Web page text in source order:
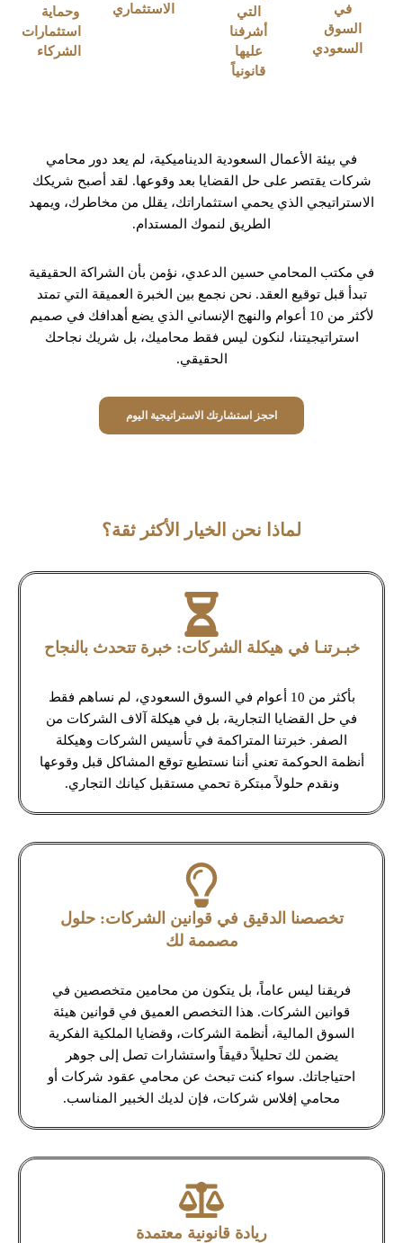
في
السوق
السعودي
التي
أشرفنا
عليها
قانونياً
الاستثماري
وحماية
استثمارات
الشركاء
في بيئة الأعمال السعودية الديناميكية، لم يعد دور محامي
شركات يقتصر على حل القضايا بعد وقوعها. لقد أصبح شريكك
الاستراتيجي الذي يحمي استثماراتك، يقلل من مخاطرك، ويمهد
الطريق لنموك المستدام.
في مكتب المحامي حسين الدعدي، نؤمن بأن الشراكة الحقيقية
تبدأ قبل توقيع العقد. نحن نجمع بين الخبرة العميقة التي تمتد
لأكثر من 10 أعوام والنهج الإنساني الذي يضع أهدافك في صميم
استراتيجيتنا، لنكون ليس فقط محاميك، بل شريك نجاحك
الحقيقي.
احجز استشارتك الاستراتيجية اليوم
لماذا نحن الخيار الأكثر ثقة؟
خبـرتنـا في هيكلة الشركات: خبرة تتحدث بالنجاح
بأكثر من 10 أعوام في السوق السعودي، لم نساهم فقط
في حل القضايا التجارية، بل في هيكلة آلاف الشركات من
الصفر. خبرتنا المتراكمة في تأسيس الشركات وهيكلة
أنظمة الحوكمة تعني أننا نستطيع توقع المشاكل قبل وقوعها
ونقدم حلولاً مبتكرة تحمي مستقبل كيانك التجاري.
تخصصنا الدقيق في قوانين الشركات: حلول
مصممة لك
فريقنا ليس عاماً، بل يتكون من محامين متخصصين في
قوانين الشركات. هذا التخصص العميق في قوانين هيئة
السوق المالية، أنظمة الشركات، وقضايا الملكية الفكرية
يضمن لك تحليلاً دقيقاً واستشارات تصل إلى جوهر
احتياجاتك. سواء كنت تبحث عن محامي عقود شركات أو
محامي إفلاس شركات، فإن لديك الخبير المناسب.
ريادة قانونية معتمدة